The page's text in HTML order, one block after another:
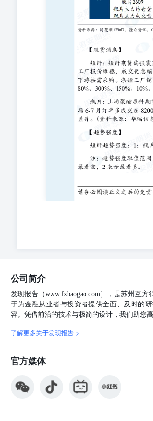
过此途径获得本报告的投资者应自
成本公司向该个人或机构之客户提
报告所载内容引起的任何损失承担
公司简介
发现报告（www.fxbaogao.com），是苏州互
于为金融从业者与投资者提供全面、及时的
容。凭借前沿的技术与极简的设计，我们助您
了解更多关于发现报告 >
官方媒体